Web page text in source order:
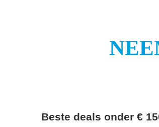
Beste deals onder €